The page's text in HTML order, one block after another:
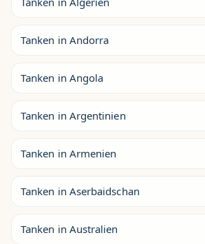
Tanken in Andorra
Tanken in Angola
Tanken in Argentinien
Tanken in Armenien
Tanken in Aserbaidschan
Tanken in Australien